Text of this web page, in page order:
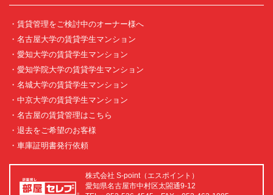
・賃貸管理をご検討中のオーナー様へ
・名古屋大学の賃貸学生マンション
・愛知大学の賃貸学生マンション
・愛知学院大学の賃貸学生マンション
・名城大学の賃貸学生マンション
・中京大学の賃貸学生マンション
・名古屋の賃貸管理はこちら
・退去をご希望のお客様
・車庫証明書発行依頼
株式会社 S-point（エスポイント）
愛知県名古屋市中村区太閤通9-12